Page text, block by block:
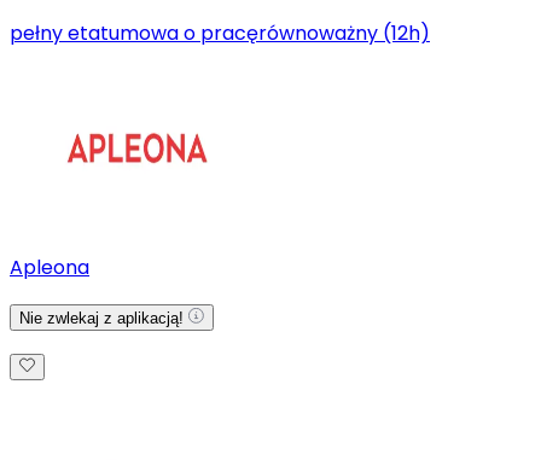
pełny etatumowa o pracęrównoważny (12h)
Apleona
Nie zwlekaj z aplikacją!